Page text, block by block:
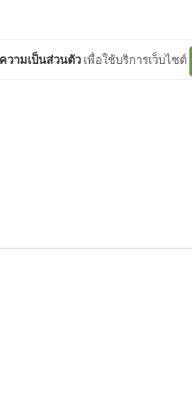
วามเป็นส่วนตัว เพื่อใช้บริการเว็บไซต์